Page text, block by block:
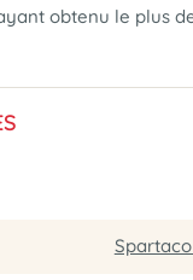
obtenu le plus